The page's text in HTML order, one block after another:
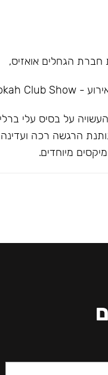
על בסיס עלי
הרגשה רכה ועדינה
מיוחדים.